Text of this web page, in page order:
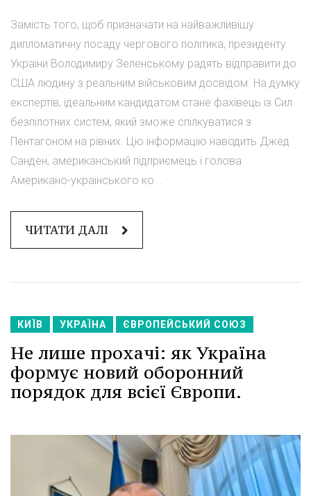
Замість того, щоб призначати на найважливішу
дипломатичну посаду чергового політика, президенту
України Володимиру Зеленському радять відправити до
США людину з реальним військовим досвідом. На думку
експертів, ідеальним кандидатом стане фахівець із Сил
безпілотних систем, який зможе спілкуватися з
Пентагоном на рівних. Цю інформацію наводить Джед
Санден, американський підприємець і голова
Американо-українського ко...
ЧИТАТИ ДАЛІ
КИЇВ УКРАЇНА ЄВРОПЕЙСЬКИЙ СОЮЗ
Не лише прохачі: як Україна
формує новий оборонний
порядок для всієї Європи.